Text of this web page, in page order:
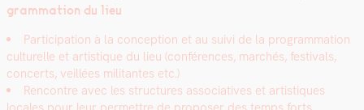
gram­ma­tion du lieu
Par­tic­i­pa­tion à la con­cep­tion et au suivi de la pro­gram­ma­tion
cul­turelle et artis­tique du lieu (con­férences, marchés, fes­ti­vals,
con­certs, veil­lées mil­i­tantes etc.)
Ren­con­tre avec les struc­tures asso­cia­tives et artis­tiques